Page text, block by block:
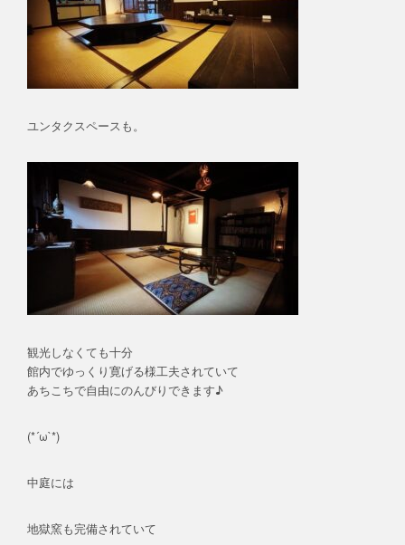
ユンタクスペースも。
観光しなくても十分
館内でゆっくり寛げる様工夫されていて
あちこちで自由にのんびりできます♪
(*´ω`*)
中庭には
地獄窯も完備されていて